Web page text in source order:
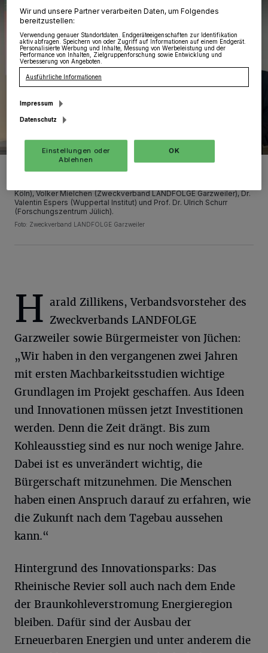
Von rechts: Harald Zillikens (Bürgermeister Stadt Jüchen), Franz
Josef Türck-Hövener (Stadt Herzogenrath), Moritz End (TH Köln),
Köln), Volker Mielchen (Zweckverband LANDFOLGE Garzweiler), Dr.
Valentin Espers (Wuppertal Institut) und Prof. Dr. Ulrich Schurr
(Forschungszentrum Jülich).
Foto: Zweckverband LANDFOLGE Garzweiler
H arald Zillikens, Verbandsvorsteher des
Zweckverbands LANDFOLGE
Garzweiler sowie Bürgermeister von Jüchen:
„Wir haben in den vergangenen zwei Jahren
mit ersten Machbarkeitsstudien wichtige
Grundlagen im Projekt geschaffen. Aus Ideen
und Innovationen müssen jetzt Investitionen
werden. Denn die Zeit drängt. Bis zum
Kohleausstieg sind es nur noch wenige Jahre.
Dabei ist es unverändert wichtig, die
Bürgerschaft mitzunehmen. Die Menschen
haben einen Anspruch darauf zu erfahren, wie
die Zukunft nach dem Tagebau aussehen
kann.“
Hintergrund des Innovationsparks: Das
Rheinische Revier soll auch nach dem Ende
der Braunkohleverstromung Energieregion
bleiben. Dafür sind der Ausbau der
Erneuerbaren Energien und unter anderem die
Wir und unsere Partner verarbeiten Daten, um Folgendes
bereitzustellen:
Verwendung genauer Standortdaten. Endgeräteeigenschaften zur Identifikation
aktiv abfragen. Speichern von oder Zugriff auf Informationen auf einem Endgerät.
Personalisierte Werbung und Inhalte, Messung von Werbeleistung und der
Performance von Inhalten, Zielgruppenforschung sowie Entwicklung und
Verbesserung von Angeboten.
Ausführliche Informationen
Impressum
Datenschutz
Einstellungen oder
Ablehnen
OK